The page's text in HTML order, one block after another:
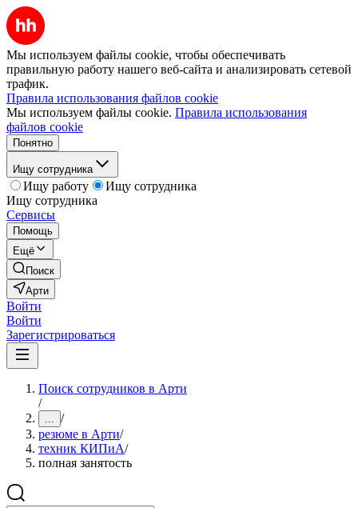
Мы используем файлы cookie, чтобы обеспечивать
правильную работу нашего веб-сайта и анализировать сетевой
трафик.
Правила использования файлов cookie
Мы используем файлы cookie. Правила использования
файлов cookie
Понятно
Ищу сотрудника
Ищу работу
Ищу сотрудника
Ищу сотрудника
Сервисы
Помощь
Ещё
Поиск
Арти
Войти
Войти
Зарегистрироваться
Поиск сотрудников в Арти
/
... /
резюме в Арти/
техник КИПиА/
полная занятость